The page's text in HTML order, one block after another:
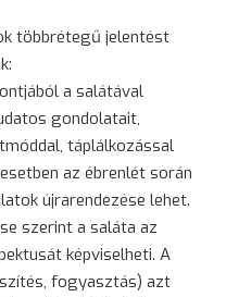
többrétegű jelentést
a salátával
gondolatait,
táplálkozással
az ébrenlét során
újrarendezése lehet.
szerint a saláta az
képviselheti. A
fogyasztás) azt